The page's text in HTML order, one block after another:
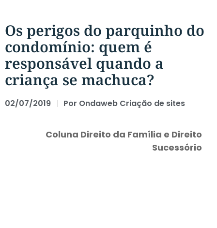
Os perigos do parquinho do
condomínio: quem é
responsável quando a
criança se machuca?
02/07/2019 Por Ondaweb Criação de sites
Coluna Direito da Família e Direito
Sucessório